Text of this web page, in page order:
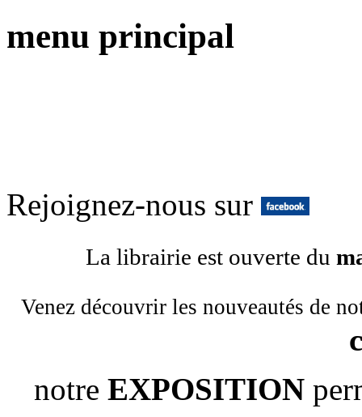
menu principal
Rejoignez-nous sur
La librairie est ouverte du
Venez découvrir les nouveautés de
notre EXPOSITION